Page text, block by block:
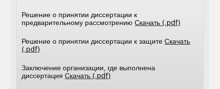
Решение о принятии диссертации к
предварительному рассмотрениюСкачать (.pdf)
Решение о принятии диссертации к защитеСкачать
(.pdf)
Заключение организации, где выполнена
диссертацияСкачать (.pdf)